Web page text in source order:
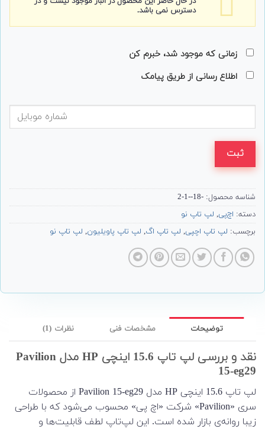
دسترس نمی باشد.
زمانی که موجود شد، خبرم کن
اطلاع رسانی از طریق پیامک
ثبت
شناسه محصول: -18--1-2
دسته: اچ‌پی, لپ تاپ نو
برچسب: لپ تاپ اچپی, لپ تاپ اگ, لپ تاپ پاویلیون, لپ تاپ نو
توضیحات مشخصات فنی نظرات (1)
نقد و بررسی لپ تاپ 15.6 اینچی HP مدل Pavilion
15-eg29
لپ تاپ 15.6 اینچی HP مدل Pavilion 15-eg29 از محصولات
سری «Pavilion» شرکت «اچ پی» محسوب می‌شود که با طراحی
زیبا روانه‌ی بازار شده است. این لپ‌تاپ لطف قابلیت‌ها و